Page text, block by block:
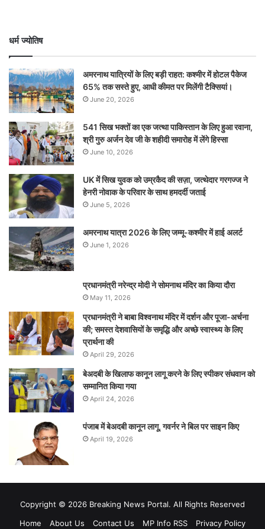
धर्म ज्योतिष
अमरनाथ यात्रियों के लिए बड़ी राहत: कश्मीर में होटल पैकेज
65% तक सस्ते हुए, आधी कीमत पर मिलेंगी टैक्सियां।
June 20, 2026
541 सिख भक्तों का एक जत्था पाकिस्तान के लिए हुआ रवाना,
श्री गुरु अर्जन देव जी के शहीदी समारोह में लेंगे हिस्सा
June 10, 2026
UK में सिख युवक को उम्रकैद की सज़ा, जत्थेदार गरगज्ज ने
हेनरी नोवाक के परिवार के साथ हमदर्दी जताई
June 5, 2026
अमरनाथ यात्रा 2026 के लिए जम्मू-कश्मीर में हाई अलर्ट
June 1, 2026
प्रधानमंत्री नरेन्‍द्र मोदी ने सोमनाथ मंदिर का किया दौरा
May 11, 2026
प्रधानमंत्री ने बाबा विश्वनाथ मंदिर में दर्शन और पूजा-अर्चना
की; समस्‍त देशवासियों के समृद्धि और अच्छे स्वास्थ्य के लिए
प्रार्थना की
April 29, 2026
बेअदबी के खिलाफ कानून लागू करने के लिए स्पीकर संधवान को
सम्मानित किया गया
April 24, 2026
पंजाब में बेअदबी कानून लागू, गवर्नर ने बिल पर साइन किए
April 19, 2026
Copyright © 2026 Breaking News Portal. All Rights Reserved
Home
About Us Contact Us MP Info RSS Privacy Policy